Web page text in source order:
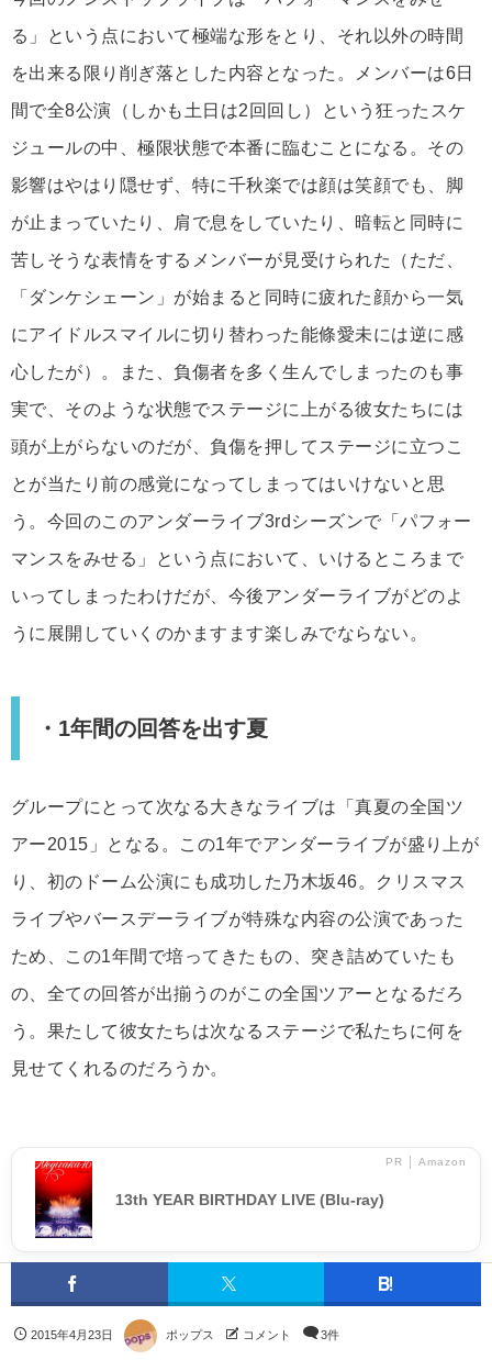
る」という点において極端な形をとり、それ以外の時間
を出来る限り削ぎ落とした内容となった。メンバーは6日
間で全8公演（しかも土日は2回回し）という狂ったスケ
ジュールの中、極限状態で本番に臨むことになる。その
影響はやはり隠せず、特に千秋楽では顔は笑顔でも、脚
が止まっていたり、肩で息をしていたり、暗転と同時に
苦しそうな表情をするメンバーが見受けられた（ただ、
「ダンケシェーン」が始まると同時に疲れた顔から一気
にアイドルスマイルに切り替わった能條愛未には逆に感
心したが）。また、負傷者を多く生んでしまったのも事
実で、そのような状態でステージに上がる彼女たちには
頭が上がらないのだが、負傷を押してステージに立つこ
とが当たり前の感覚になってしまってはいけないと思
う。今回のこのアンダーライブ3rdシーズンで「パフォー
マンスをみせる」という点において、いけるところまで
いってしまったわけだが、今後アンダーライブがどのよ
うに展開していくのかますます楽しみでならない。
・1年間の回答を出す夏
グループにとって次なる大きなライブは「真夏の全国ツ
アー2015」となる。この1年でアンダーライブが盛り上が
り、初のドーム公演にも成功した乃木坂46。クリスマス
ライブやバースデーライブが特殊な内容の公演であった
ため、この1年間で培ってきたもの、突き詰めていたも
の、全ての回答が出揃うのがこの全国ツアーとなるだろ
う。果たして彼女たちは次なるステージで私たちに何を
見せてくれるのだろうか。
PR │ Amazon
13th YEAR BIRTHDAY LIVE (Blu-ray)
2015年4月23日 ポップス コメント 3件